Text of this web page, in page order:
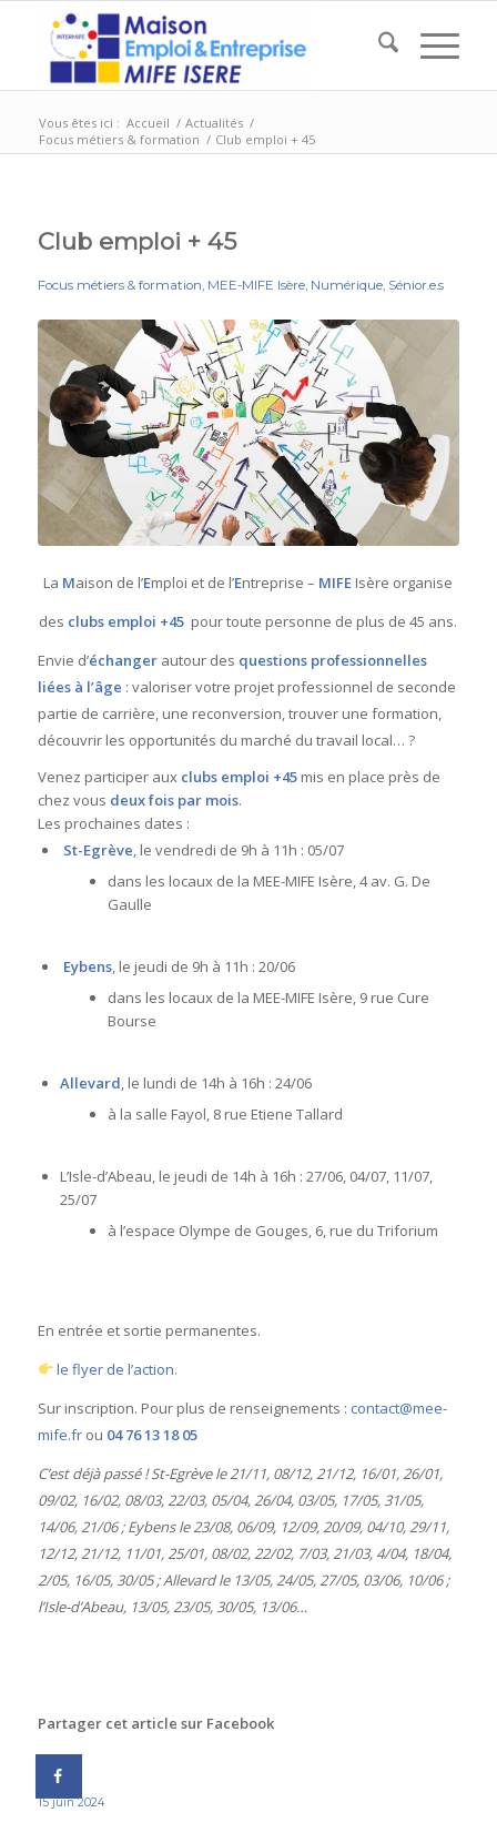
Vous êtes ici : Accueil / Actualités /
Focus métiers & formation / Club emploi + 45
Club emploi + 45
Focus métiers & formation, MEE-MIFE Isère, Numérique, Sénior.e.s
La Maison de l’Emploi et de l’Entreprise – MIFE Isère organise
des clubs emploi +45 pour toute personne de plus de 45 ans.
Envie d’échangerautour des questions professionnelles
liées à l’âge : valoriser votre projet professionnel de seconde
partie de carrière, une reconversion, trouver une formation,
découvrir les opportunités du marché du travail local… ?
Venez participer aux clubs emploi +45mis en place près de
chez vous deux fois par mois.
Les prochaines dates :
St-Egrève, le vendredi de 9h à 11h : 05/07
dans les locaux de la MEE-MIFE Isère, 4 av. G. De
Gaulle
Eybens, le jeudi de 9h à 11h : 20/06
dans les locaux de la MEE-MIFE Isère, 9 rue Cure
Bourse
Allevard, le lundi de 14h à 16h : 24/06
à la salle Fayol, 8 rue Etiene Tallard
L’Isle-d’Abeau, le jeudi de 14h à 16h : 27/06, 04/07, 11/07,
25/07
à l’espace Olympe de Gouges, 6, rue du Triforium
En entrée et sortie permanentes.
le flyer de l’action.
Sur inscription. Pour plus de renseignements : contact@mee-
mife.frou 04 76 13 18 05
C’est déjà passé ! St-Egrève le 21/11, 08/12, 21/12, 16/01, 26/01,
09/02, 16/02, 08/03, 22/03, 05/04, 26/04, 03/05, 17/05, 31/05,
14/06, 21/06 ; Eybens le 23/08, 06/09, 12/09, 20/09, 04/10, 29/11,
12/12, 21/12, 11/01, 25/01, 08/02, 22/02, 7/03, 21/03, 4/04, 18/04,
2/05, 16/05, 30/05 ; Allevard le 13/05, 24/05, 27/05, 03/06, 10/06 ;
l’Isle-d’Abeau, 13/05, 23/05, 30/05, 13/06…
Partager cet article sur Facebook
15 juin 2024